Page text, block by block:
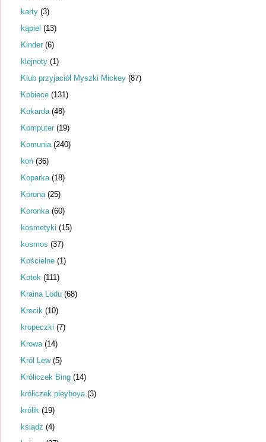
karty (3)
kąpiel (13)
Kinder (6)
klejnoty (1)
Klub przyjaciół Myszki Mickey (87)
Kobiece (131)
Kokarda (48)
Komputer (19)
Komunia (240)
koń (36)
Koparka (18)
Korona (25)
Koronka (60)
kosmetyki (15)
kosmos (37)
Kościelne (1)
Kotek (111)
Kraina Lodu (68)
Krecik (10)
kropeczki (7)
Krowa (14)
Król Lew (5)
Króliczek Bing (14)
króliczek pleyboya (3)
królik (19)
ksiądz (4)